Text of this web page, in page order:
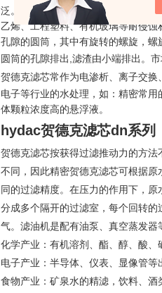
泛。每个过滤室回转一圈完成过滤
乙烯、工程塑料、有机玻璃等耐侵
孔隙的圆筒，其中有旋转的螺旋，
圆筒的孔隙排出,滤渣由小端排出。
贺德克滤芯常作为电渗析、离子交换
电子等行业的水处理，如： 精密常用
体颗粒浓度高的悬浮液。
hydac贺德克滤芯dn系列
贺德克滤芯按获得过滤推动力的方
不同，因此精密贺德克滤芯可根据
同的过滤精度。在压力的作用下，
分成多个隔开的过滤室，每个回转
气。滤油机是配有油泵、真空蒸发
化学产业：有机溶剂、酯、醇、酸、
电子产业：半导体、仪表、显像管
食物产业：矿泉水的精滤，饮料、酒